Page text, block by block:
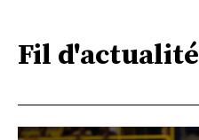
Fil d'actualité